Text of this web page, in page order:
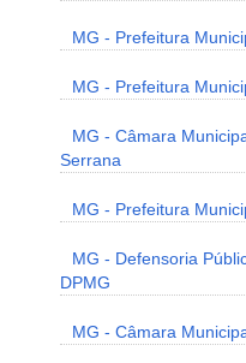
MG - Prefeitura
MG - Prefeitura
MG - Câmara
Serrana
MG - Prefeitura
MG - Defensoria
DPMG
MG - Câmara